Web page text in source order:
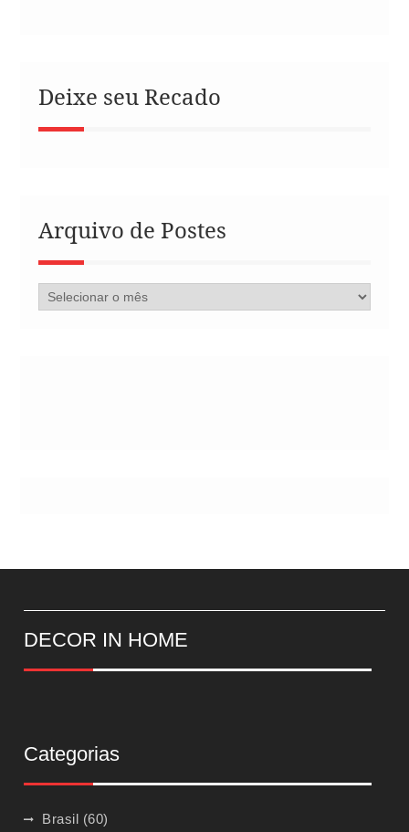
Deixe seu Recado
Arquivo de Postes
Arquivo
de
DECOR IN HOME
Categorias
Brasil (60)